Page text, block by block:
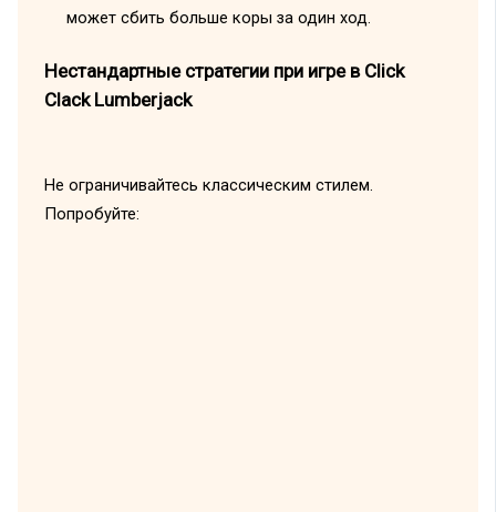
может сбить больше коры за один ход.
Нестандартные стратегии при игре в Click
Clack Lumberjack
Не ограничивайтесь классическим стилем.
Попробуйте: